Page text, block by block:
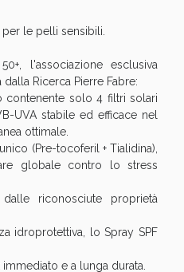
le pelli sensibili.
l'associazione esclusiva
Ricerca Pierre Fabre:
contenente solo 4 filtri solari
UVA stabile ed efficace nel
ottimale.
(Pre-tocoferil + Tialidina),
globale contro lo stress
riconosciute proprietà
idroprotettiva, lo Spray SPF
e a lunga durata.
disponibile oggi!